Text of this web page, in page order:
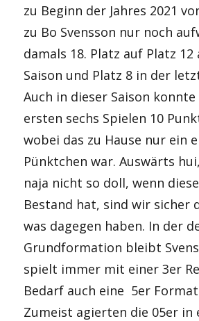
zu Beginn der Jahres 2021
zu Bo Svensson nur noch
damals 18. Platz auf Platz 12
Saison und Platz 8 in der
Auch in dieser Saison
ersten sechs Spielen 10
wobei das zu Hause nur ein
Pünktchen war. Auswärts
naja nicht so doll, wenn
Bestand hat, sind wir sicher
was dagegen haben. In der
Grundformation bleibt
spielt immer mit einer 3er
Bedarf auch eine 5er
Zumeist agierten die 05er in